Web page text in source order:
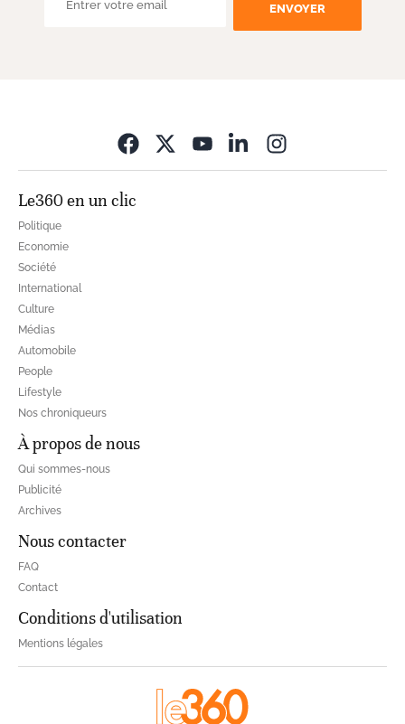
ENVOYER
Le360 en un clic
Politique
Economie
Société
International
Culture
Médias
Automobile
People
Lifestyle
Nos chroniqueurs
À propos de nous
Qui sommes-nous
Publicité
Archives
Nous contacter
FAQ
Contact
Conditions d'utilisation
Mentions légales